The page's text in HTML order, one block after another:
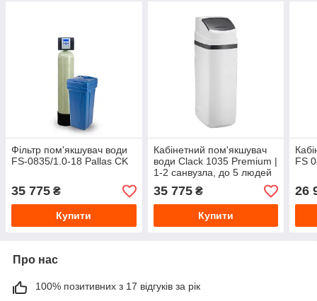
Фільтр пом'якшувач води
FS-0835/1.0-18 Pallas CK
35 775 ₴
Купити
Кабінетний пом'якшувач
води Clack 1035 Premium |
1-2 санвузла, до 5 людей
35 775₴
Купити
FS
26
Про нас
100% позитивних з 17 відгуків за рік